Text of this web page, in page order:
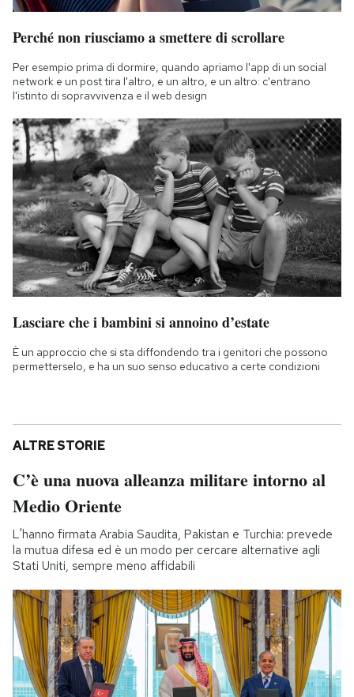
Perché non riusciamo a smettere di scrollare
Per esempio prima di dormire, quando apriamo l'app di un social
network e un post tira l'altro, e un altro, e un altro: c'entrano
l'istinto di sopravvivenza e il web design
Lasciare che i bambini si annoino d’estate
È un approccio che si sta diffondendo tra i genitori che possono
permetterselo, e ha un suo senso educativo a certe condizioni
ALTRE STORIE
C’è una nuova alleanza militare intorno al
Medio Oriente
L'hanno firmata Arabia Saudita, Pakistan e Turchia: prevede
la mutua difesa ed è un modo per cercare alternative agli
Stati Uniti, sempre meno affidabili